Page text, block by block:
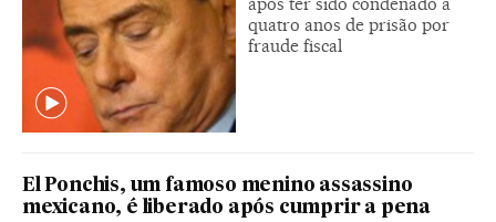
quatro anos de prisão por
fraude fiscal
El Ponchis, um famoso menino assassino
mexicano, é liberado após cumprir a pena